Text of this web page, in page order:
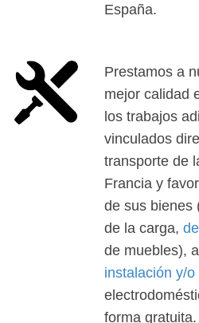
España.
Prestamos a
mejor calidad
los trabajos
vinculados
transporte de
Francia y
de sus bienes
de la carga,
de muebles),
instalación y/
forma gratuita.